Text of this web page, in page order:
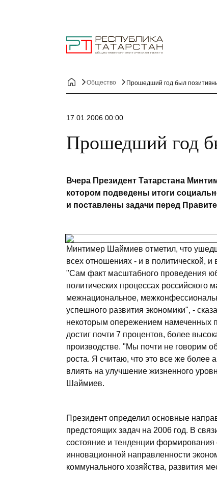
Общество Прошедший год был
17.01.2006 00:00
Прошедший год
Вчера Президент Татарстана
котором подведены итоги
и поставлены задачи перед
Минтимер Шаймиев отметил, что
всех отношениях - и в политической,
"Сам факт масштабного проведения
политических процессах российского
межнациональное,
успешного развития экономики", -
некоторым опережением намеченных
достиг почти 7 процентов, более
производстве. "Мы почти не говорим
роста. Я считаю, что это все же более
влиять на улучшение жизненного
Шаймиев.
Президент определил основные
предстоящих задач на 2006 год. В
состояние и тенденции формирования
инновационной направленности
коммунального хозяйства, развития